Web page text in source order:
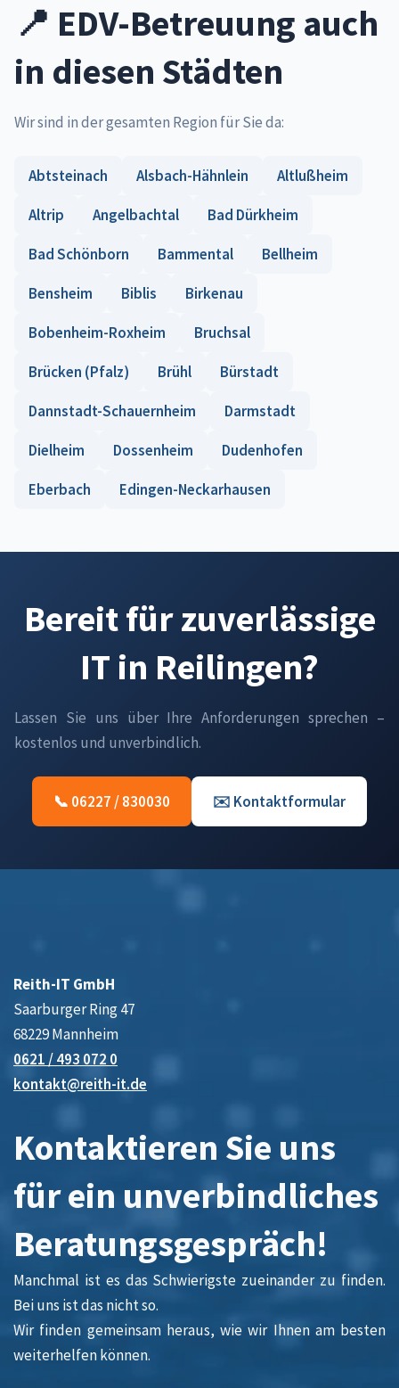
📍 EDV-Betreuung auch
in diesen Städten
Wir sind in der gesamten Region für Sie da:
Abtsteinach Alsbach-Hähnlein
Altlußheim
Altrip
Angelbachtal
Bad Dürkheim
Bad Schönborn
Bammental
Bellheim
Bensheim
Biblis
Birkenau
Bobenheim-Roxheim
Bruchsal
Brücken (Pfalz)
Brühl
Bürstadt
Dannstadt-Schauernheim
Darmstadt
Dielheim
Dossenheim
Dudenhofen
Eberbach
Edingen-Neckarhausen
Bereit für zuverlässige
IT in Reilingen?
Lassen Sie uns über Ihre Anforderungen sprechen –
kostenlos und unverbindlich.
📞 06227 / 830030 ✉️ Kontaktformular
Reith-IT GmbH
Saarburger Ring 47
68229 Mannheim
0621 / 493 072 0
kontakt@reith-it.de
Kontaktieren Sie uns
für ein unverbindliches
Beratungsgespräch!
Manchmal ist es das Schwierigste zueinander zu finden.
Bei uns ist das nicht so.
Wir finden gemeinsam heraus, wie wir Ihnen am besten
weiterhelfen können.